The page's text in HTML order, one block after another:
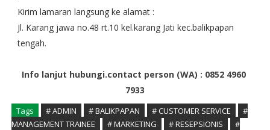
Kirim lamaran langsung ke alamat :
Jl. Karang jawa no.48 rt.10 kel.karang Jati kec.balikpapan
tengah.
Info lanjut hubungi.contact person (WA) : 0852 4960
7933
Tags # ADMIN # BALIKPAPAN # CUSTOMER SERVICE
#
MANAGEMENT TRAINEE
# MARKETING # RESEPSIONIS
#